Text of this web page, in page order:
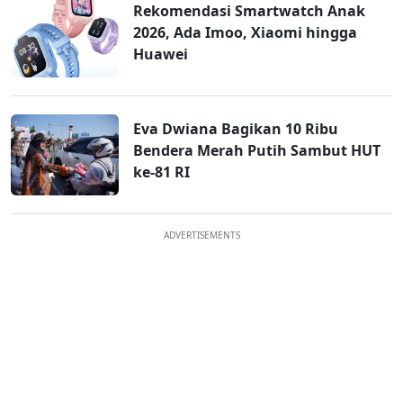
Rekomendasi Smartwatch Anak
2026, Ada Imoo, Xiaomi hingga
Huawei
Eva Dwiana Bagikan 10 Ribu
Bendera Merah Putih Sambut HUT
ke-81 RI
ADVERTISEMENTS